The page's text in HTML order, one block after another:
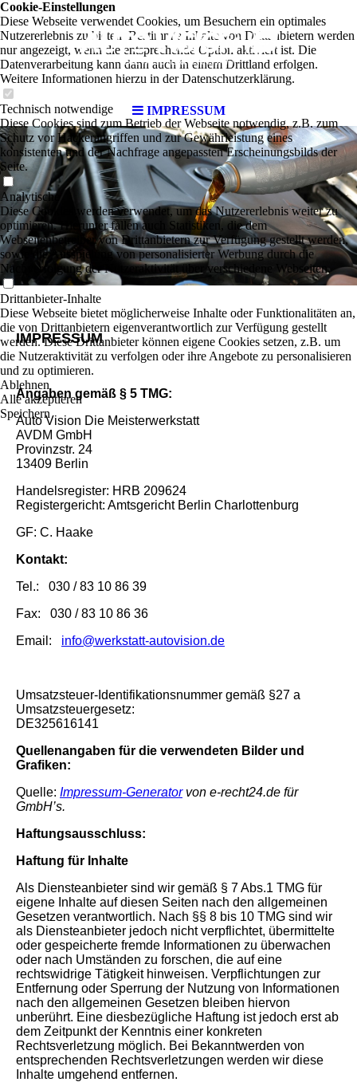
IMPRESSUM
IMPRESSUM
Angaben gemäß § 5 TMG:
Auto Vision Die Meisterwerkstatt
AVDM GmbH
Provinzstr. 24
13409 Berlin
Handelsregister: HRB 209624
Registergericht: Amtsgericht Berlin Charlottenburg
GF: C. Haake
Kontakt:
Tel.: 030 / 83 10 86 39
Fax: 030 / 83 10 86 36
Email: info@werkstatt-autovision.de
Umsatzsteuer-Identifikationsnummer gemäß §27 a
Umsatzsteuergesetz:
DE325616141
Quellenangaben für die verwendeten Bilder und
Grafiken:
Quelle: Impressum-Generatorvon e-recht24.de für
GmbH’s.
Haftungsausschluss:
Haftung für Inhalte
Als Diensteanbieter sind wir gemäß § 7 Abs.1 TMG für
eigene Inhalte auf diesen Seiten nach den allgemeinen
Gesetzen verantwortlich. Nach §§ 8 bis 10 TMG sind wir
als Diensteanbieter jedoch nicht verpflichtet, übermittelte
oder gespeicherte fremde Informationen zu überwachen
oder nach Umständen zu forschen, die auf eine
rechtswidrige Tätigkeit hinweisen. Verpflichtungen zur
Entfernung oder Sperrung der Nutzung von Informationen
nach den allgemeinen Gesetzen bleiben hiervon
unberührt. Eine diesbezügliche Haftung ist jedoch erst ab
dem Zeitpunkt der Kenntnis einer konkreten
Rechtsverletzung möglich. Bei Bekanntwerden von
entsprechenden Rechtsverletzungen werden wir diese
Inhalte umgehend entfernen.
Cookie-Einstellungen
Diese Webseite verwendet Cookies, um Besuchern ein optimales
Nutzererlebnis zu bieten. Bestimmte Inhalte von Drittanbietern werden
nur angezeigt, wenn die entsprechende Option aktiviert ist. Die
Datenverarbeitung kann dann auch in einem Drittland erfolgen.
Weitere Informationen hierzu in der Datenschutzerklärung.
Technisch notwendige
Diese Cookies sind zum Betrieb der Webseite notwendig, z.B. zum
Schutz vor Hackerangriffen und zur Gewährleistung eines
konsistenten und der Nachfrage angepassten Erscheinungsbilds der
Seite.
Analytische
Diese Cookies werden verwendet, um das Nutzererlebnis weiter zu
optimieren. Hierunter fallen auch Statistiken, die dem
Webseitenbetreiber von Drittanbietern zur Verfügung gestellt werden,
sowie die Ausspielung von personalisierter Werbung durch die
Nachverfolgung der Nutzeraktivität über verschiedene Webseiten.
Drittanbieter-Inhalte
Diese Webseite bietet möglicherweise Inhalte oder Funktionalitäten an,
die von Drittanbietern eigenverantwortlich zur Verfügung gestellt
werden. Diese Drittanbieter können eigene Cookies setzen, z.B. um
die Nutzeraktivität zu verfolgen oder ihre Angebote zu personalisieren
und zu optimieren.
Ablehnen
Alle akzeptieren
Speichern